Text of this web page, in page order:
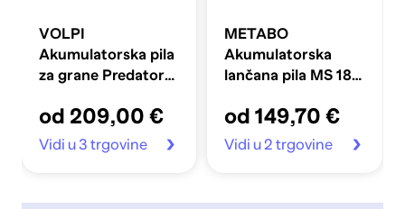
VOLPI
Akumulatorska pila
za grane Predator
od 209,00 €
Vidi u 3 trgovine
METABO
Akumulatorska
lančana pila MS 18
od 149,70 €
Vidi u 2 trgovine